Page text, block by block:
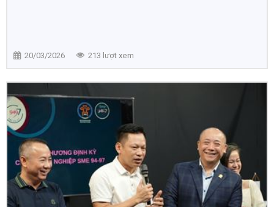
20/03/2026 213 lượt xem